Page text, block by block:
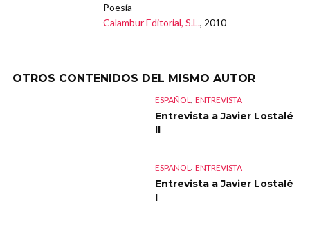
Poesía
Calambur Editorial, S.L., 2010
OTROS CONTENIDOS DEL MISMO AUTOR
ESPAÑOL, ENTREVISTA
Entrevista a Javier Lostalé
II
ESPAÑOL , ENTREVISTA
Entrevista a Javier Lostalé
I